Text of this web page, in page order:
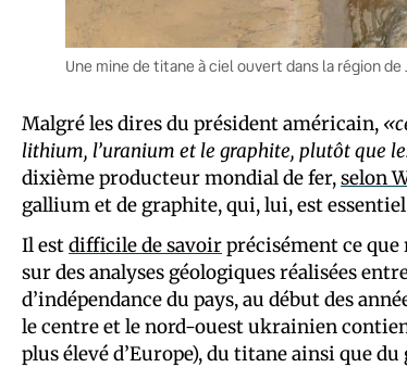
Une mine de titane à ciel ouvert dans la région
Malgré les dires du président américain,
lithium, l’uranium et le graphite, plutôt que
dixième producteur mondial de fer,selon
gallium et de graphite, qui, lui, est
Il estdifficile de savoirprécisément ce que
sur des analyses géologiques réalisées
d’indépendance du pays, au début des
le centre et le nord-ouest ukrainien
plus élevé d’Europe), du titane ainsi que